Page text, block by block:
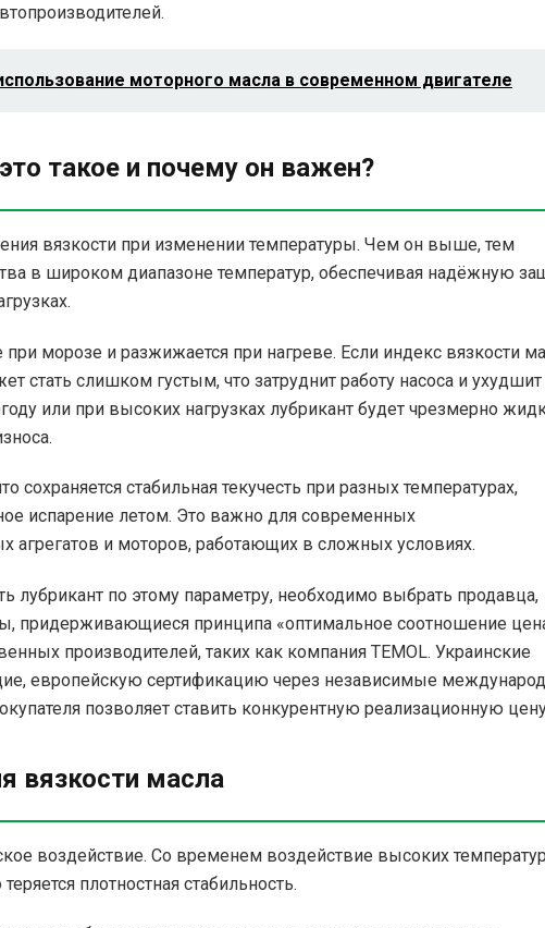
моторного масла в современном двигателе
такое и почему он важен?
вязкости при изменении температуры. Чем он выше, тем
в широком диапазоне температур, обеспечивая надёжную
морозе и разжижается при нагреве. Если индекс вязкости
стать слишком густым, что затруднит работу насоса и ухудшит
или при высоких нагрузках лубрикант будет чрезмерно
сохраняется стабильная текучесть при разных температурах,
испарение летом. Это важно для современных
агрегатов и моторов, работающих в сложных условиях.
лубрикант по этому параметру, необходимо выбрать продавца,
придерживающиеся принципа «оптимальное соотношение
производителей, таких как компания TEMOL. Украинские
европейскую сертификацию через независимые
позволяет ставить конкурентную реализационную
вязкости масла
воздействие. Со временем воздействие высоких
плотностная стабильность.